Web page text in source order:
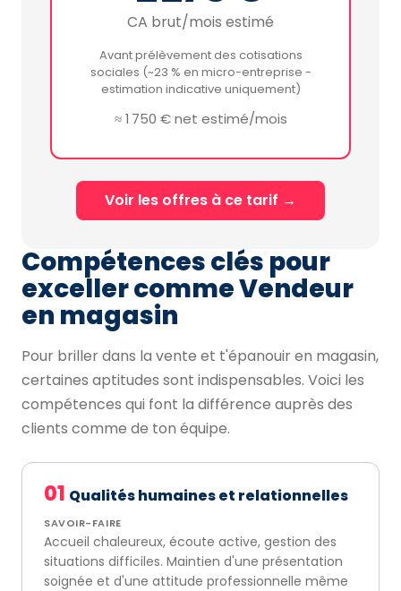
CA brut/mois estimé
Avant prélèvement des cotisations
sociales (~23 % en micro-entreprise -
estimation indicative uniquement)
≈ 1 750 € net estimé/mois
Voir les offres à ce tarif →
Compétences clés pour
exceller comme Vendeur
en magasin
Pour briller dans la vente et t'épanouir en magasin,
certaines aptitudes sont indispensables. Voici les
compétences qui font la différence auprès des
clients comme de ton équipe.
01 Qualités humaines et relationnelles
SAVOIR-FAIRE
Accueil chaleureux, écoute active, gestion des
situations difficiles. Maintien d'une présentation
soignée et d'une attitude professionnelle même